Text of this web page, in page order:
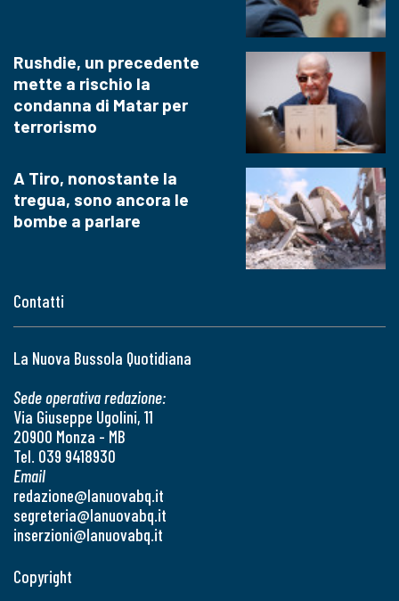
Contatti
La Nuova Bussola Quotidiana
Sede operativa redazione:
Via Giuseppe Ugolini, 11
20900 Monza - MB
Tel. 039 9418930
Email
redazione@lanuovabq.it
segreteria@lanuovabq.it
inserzioni@lanuovabq.it
Rushdie, un precedente
mette a rischio la
condanna di Matar per
terrorismo
A Tiro, nonostante la
tregua, sono ancora le
bombe a parlare
Copyright